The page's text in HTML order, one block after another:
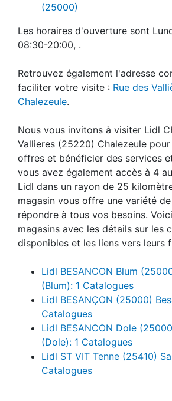
(25000)
Les horaires d'ouverture sont
08:30-20:00, .
Retrouvez également l'adresse
faciliter votre visite : Rue des
Chalezeule.
Nous vous invitons à visiter Lidl
Vallieres (25220) Chalezeule
offres et bénéficier des services
vous avez également accès à 4
Lidl dans un rayon de 25
magasin vous offre une variété
répondre à tous vos besoins.
magasins avec les détails sur les
disponibles et les liens vers leurs
Lidl BESANCON Blum
(Blum): 1 Catalogues
Lidl BESANÇON (25000)
Catalogues
Lidl BESANCON Dole
(Dole): 1 Catalogues
Lidl ST VIT Tenne (25410)
Catalogues